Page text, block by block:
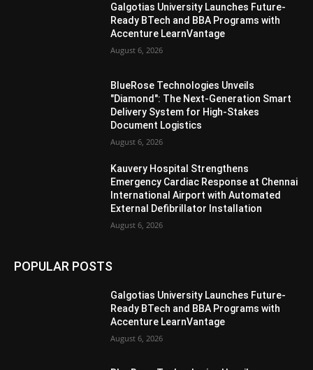
Galgotias University Launches Future-
Ready BTech and BBA Programs with
Accenture LearnVantage
August 6, 2026
BlueRose Technologies Unveils
"Diamond": The Next-Generation Smart
Delivery System for High-Stakes
Document Logistics
August 6, 2026
Kauvery Hospital Strengthens
Emergency Cardiac Response at Chennai
International Airport with Automated
External Defibrillator Installation
August 6, 2026
POPULAR POSTS
Galgotias University Launches Future-
Ready BTech and BBA Programs with
Accenture LearnVantage
August 6, 2026